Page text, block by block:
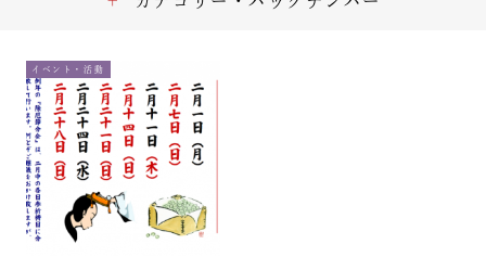
イベント・活動